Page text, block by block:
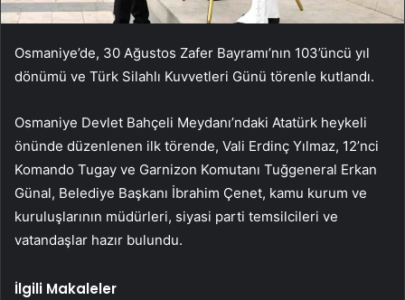
Osmaniye’de, 30 Ağustos Zafer Bayramı’nın 103’üncü yıl
dönümü ve Türk Silahlı Kuvvetleri Günü törenle kutlandı.
Osmaniye Devlet Bahçeli Meydanı’ndaki Atatürk heykeli
önünde düzenlenen ilk törende, Vali Erdinç Yılmaz, 12’nci
Komando Tugay ve Garnizon Komutanı Tuğgeneral Erkan
Günal, Belediye Başkanı İbrahim Çenet, kamu kurum ve
kuruluşlarının müdürleri, siyasi parti temsilcileri ve
vatandaşlar hazır bulundu.
İlgili Makaleler